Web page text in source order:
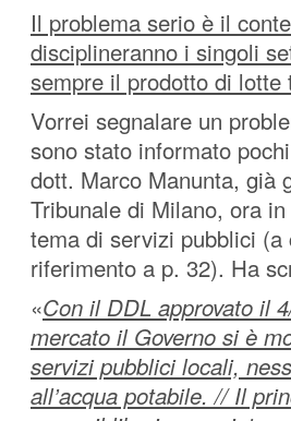
Il problema serio è il
disciplineranno i singoli
sempre il prodotto di lotte
Vorrei segnalare un
sono stato informato
dott. Marco Manunta, già
Tribunale di Milano, ora
tema di servizi pubblici
riferimento a p. 32). Ha
«Con il DDL approvato il
mercato il Governo si è
servizi pubblici locali,
all’acqua potabile. // Il